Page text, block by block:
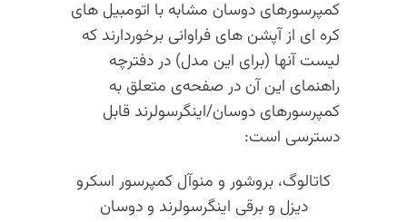
کمپرسورهای دوسان مشابه با اتومبیل های
کره ای از آپشن های فراوانی برخوردارند که
لیست آنها (برای این مدل) در دفترچه
راهنمای این آن در صفحه‌ی متعلق به
کمپرسورهای دوسان/اینگرسولرند قابل
دسترسی است:
کاتالوگ، بروشور و منوآل کمپرسور اسکرو
دیزل و برقی اینگرسولرند و دوسان